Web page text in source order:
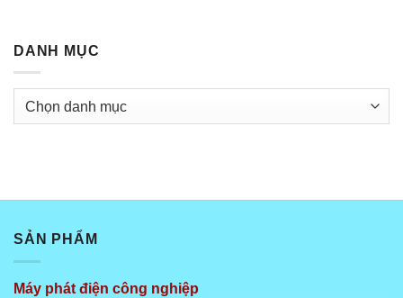
DANH MỤC
Danh
SẢN PHẨM
Máy phát điện công nghiệp